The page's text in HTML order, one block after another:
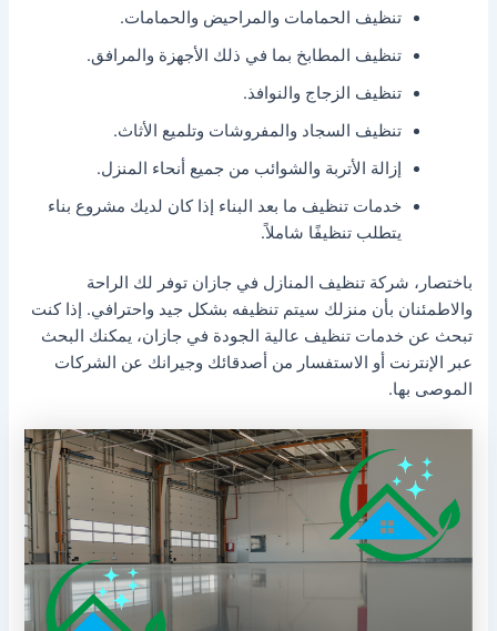
تنظيف الحمامات والمراحيض والحمامات.
تنظيف المطابخ بما في ذلك الأجهزة والمرافق.
تنظيف الزجاج والنوافذ.
تنظيف السجاد والمفروشات وتلميع الأثاث.
إزالة الأتربة والشوائب من جميع أنحاء المنزل.
خدمات تنظيف ما بعد البناء إذا كان لديك مشروع بناء
يتطلب تنظيفًا شاملاً.
باختصار، شركة تنظيف المنازل في جازان توفر لك الراحة
والاطمئنان بأن منزلك سيتم تنظيفه بشكل جيد واحترافي. إذا كنت
تبحث عن خدمات تنظيف عالية الجودة في جازان، يمكنك البحث
عبر الإنترنت أو الاستفسار من أصدقائك وجيرانك عن الشركات
الموصى بها.